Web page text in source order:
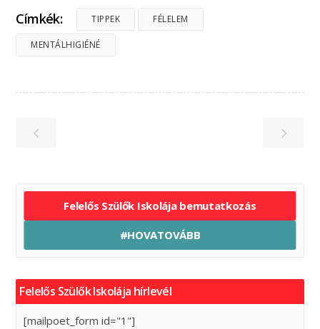
Címkék: TIPPEK FÉLELEM
MENTÁLHIGIÉNÉ
Felelős Szülők Iskolája bemutatkozás
#HOVATOVÁBB
Felelős Szülők Iskolája hírlevél
[mailpoet_form id="1"]